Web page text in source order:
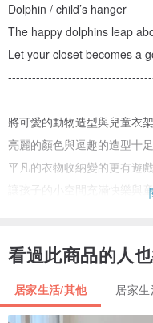
Dolphin / child’s hanger
The happy dolphins leap
Let your closet becomes a
將可愛的動物造型與兒童衣
亮麗的顏色與逗趣的造型十
平凡的衣物收納變的更有遊
讓孩子的小空間充滿快樂與
顏色: 綠+橘 / 藍紫+粉紅
材質: 半透明SBC
產品規格: 280mm183mm
看過此商品的人
居家生活/其他 居家生